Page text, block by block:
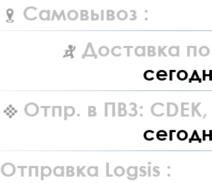
Самовывоз :
Доставка
Отпр. в ПВЗ: CDEK,
Отправка Logsis :